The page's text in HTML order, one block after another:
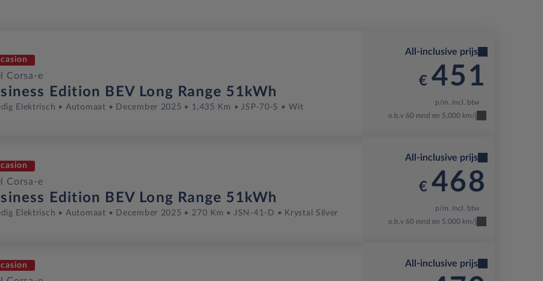
Corsa-e
Edition BEV Long Range 51kWh
Elektrisch Automaat December 2025 1,435 Km JSP-70-S Wit
All-inclusive prijs
€ 451
p/m. incl. btw
o.b.v 60 mnd en 5,000 km/j
Corsa-e
Edition BEV Long Range 51kWh
Elektrisch Automaat December 2025 270 Km JSN-41-D Krystal Silver
All-inclusive prijs
€ 468
p/m. incl. btw
o.b.v 60 mnd en 5,000 km/j
All-inclusive prijs